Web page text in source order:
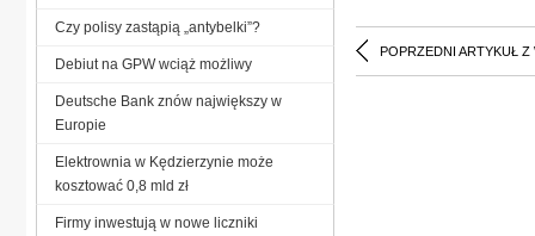
POPRZEDNI ARTYKUŁ Z
Czy polisy zastąpią „antybelki”?
Debiut na GPW wciąż możliwy
Deutsche Bank znów największy w
Europie
Elektrownia w Kędzierzynie może
kosztować 0,8 mld zł
Firmy inwestują w nowe liczniki